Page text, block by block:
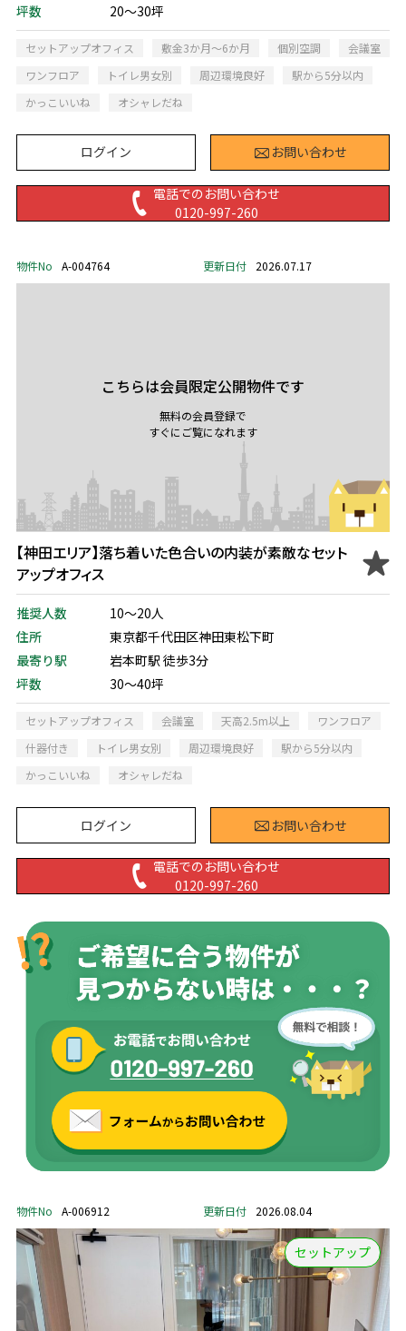
坪数
20～30坪
セットアップオフィス 敷金3か月～6か月 個別空調
会議室
ワンフロア
トイレ男女別 周辺環境良好
駅から5分以内
かっこいいね
オシャレだね
ログイン お問い合わせ
電話でのお問い合わせ
0120-997-260
物件No A-004764 更新日付 2026.07.17
こちらは会員限定公開物件です
無料の会員登録で
すぐにご覧になれます
【神田エリア】落ち着いた色合いの内装が素敵なセット
アップオフィス
推奨人数
10～20人
住所
東京都千代田区神田東松下町
最寄り駅
岩本町駅 徒歩3分
坪数
30～40坪
セットアップオフィス 会議室 天高2.5m以上
ワンフロア
什器付き
トイレ男女別 周辺環境良好
駅から5分以内
かっこいいね
オシャレだね
ログイン お問い合わせ
電話でのお問い合わせ
0120-997-260
物件No A-006912 更新日付 2026.08.04
セットアップ